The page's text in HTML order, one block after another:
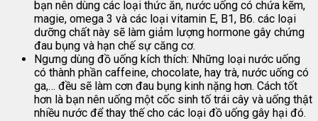
bạn nên dùng các loại thức ăn, nước uống có chứa kẽm,
magie, omega 3 và các loại vitamin E, B1, B6. các loại
dưỡng chất này sẽ làm giảm lượng hormone gây chứng
đau bụng và hạn chế sự căng cơ.
Ngưng dùng đồ uống kích thích: Những loại nước uống
có thành phần caffeine, chocolate, hay trà, nước uống có
ga,… đều sẽ làm cơn đau bụng kinh nặng hơn. Cách tốt
hơn là bạn nên uống một cốc sinh tố trái cây và uống thật
nhiều nước để thay thế cho các loại đồ uống gây hại đó.